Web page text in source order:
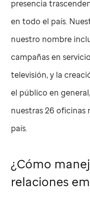
presencia
en todo el país.
nuestro nombre
campañas en
televisión, y la
el público en
nuestras 26 oficinas
país.
¿Cómo
relaciones